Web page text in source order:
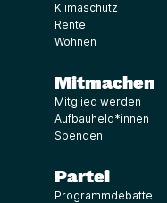
Klimaschutz
Rente
Wohnen
Mitmachen
Mitglied werden
Aufbauheld*innen
Spenden
Partei
Programmdebatte